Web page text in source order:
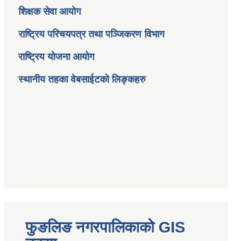
शिक्षक सेवा आयोग
राष्ट्रिय परिचयपत्र तथा पञ्जिकरण विभाग
राष्ट्रिय योजना आयोग
स्थानीय तहका वेबसाईटको लिङ्कहरु
फुङलिङ नगरपालिकाको GIS